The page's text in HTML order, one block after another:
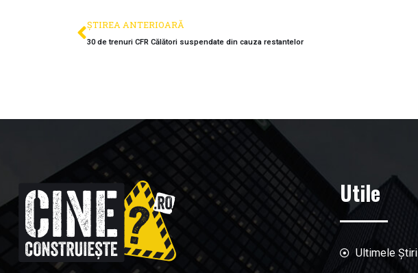
ȘTIREA ANTERIOARĂ
30 de trenuri CFR Călători suspendate din cauza restantelor
Utile
Ultimele Știri